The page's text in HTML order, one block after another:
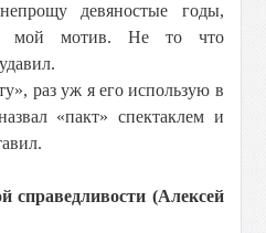
девяностые годы,
мой мотив. Не то что
раз уж я его использую в
«пакт» спектаклем и
справедливости (Алексей